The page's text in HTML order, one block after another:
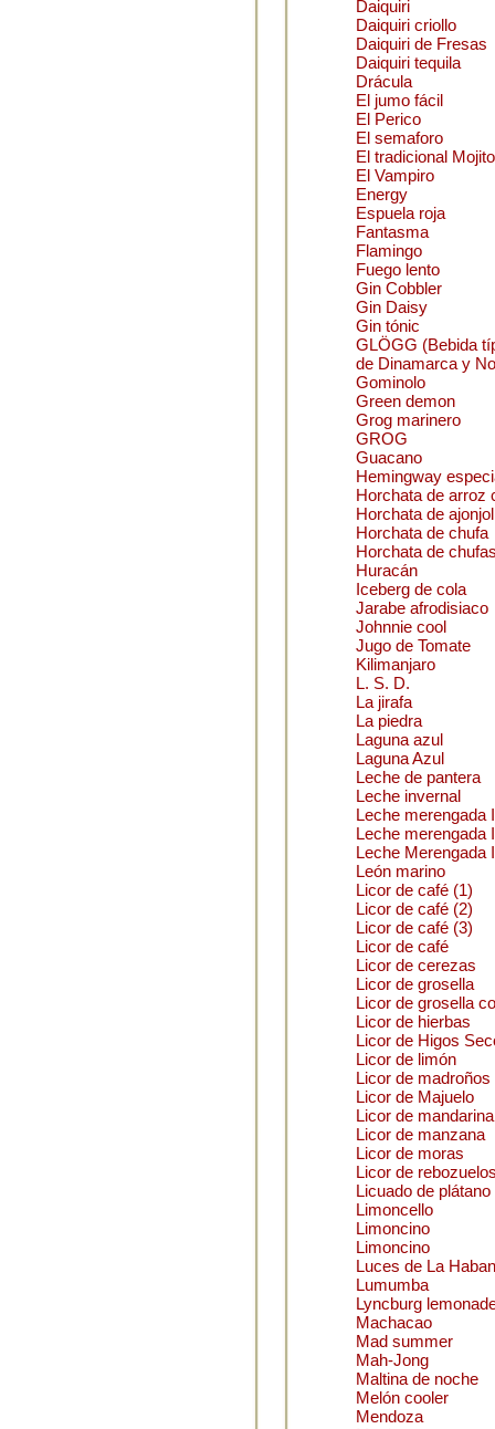
Daiquiri
Daiquiri criollo
Daiquiri de Fresas
Daiquiri tequila
Drácula
El jumo fácil
El Perico
El semaforo
El tradicional Mojito
El Vampiro
Energy
Espuela roja
Fantasma
Flamingo
Fuego lento
Gin Cobbler
Gin Daisy
Gin tónic
GLÖGG (Bebida
de Dinamarca y
Gominolo
Green demon
Grog marinero
GROG
Guacano
Hemingway
Horchata de arroz
Horchata de
Horchata de chufa
Horchata de
Huracán
Iceberg de cola
Jarabe afrodisiaco
Johnnie cool
Jugo de Tomate
Kilimanjaro
L. S. D.
La jirafa
La piedra
Laguna azul
Laguna Azul
Leche de pantera
Leche invernal
Leche merengada I
Leche merengada
Leche Merengada
León marino
Licor de café (1)
Licor de café (2)
Licor de café (3)
Licor de café
Licor de cerezas
Licor de grosella
Licor de grosella
Licor de hierbas
Licor de Higos
Licor de limón
Licor de madroños
Licor de Majuelo
Licor de mandarina
Licor de manzana
Licor de moras
Licor de
Licuado de plátano
Limoncello
Limoncino
Limoncino
Luces de La
Lumumba
Lyncburg
Machacao
Mad summer
Mah-Jong
Maltina de noche
Melón cooler
Mendoza